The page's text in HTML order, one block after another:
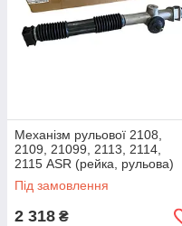
Механізм рульової 2108,
2109, 21099, 2113, 2114,
2115 ASR (рейка, рульова)
Під замовлення
2 318 ₴